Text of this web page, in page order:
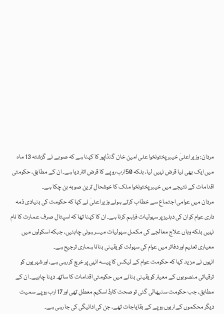
مردان: وزیر اعلیٰ خیبر پختونخوا علی امین خان گنڈاپور کا کہنا ہے کہ صوبے نے گزشتہ 13 ماہ
میں ایک بھی نیا قرض نہیں لیا، بلکہ 50 ارب روپے کا قرض اتار دیا ہے۔ ان کے مطابق، حکومتی
اقدامات کے نتیجے میں خیبر پختونخوا ملک کا خوشحال ترین صوبہ بن چکا ہے۔
مردان میں عوامی اجتماع سے خطاب کرتے ہوئے وزیر اعلیٰ نے کہا کہ حکومت کی بنیادی ذمہ
داری عوام کو ان کی دہلیز پر سہولیات فراہم کرنا ہے۔ ان کا کہنا تھا کہ اسپتال صرف عمارت کا نام
نہیں بلکہ وہاں علاج معالجے کی مکمل سہولیات میسر ہونی چاہئیں، جبکہ اسکولوں میں
معیاری تعلیم اور دفاتر میں عوام کی سہولت کو یقینی بنانا ہماری ترجیح ہے۔
انہوں نے مزید کہا کہ حکومت عوام کے ٹیکس کا پیسہ انہی پر خرچ کر رہی ہے، اور شہریوں کو
ترقیاتی منصوبوں کے معیار کو یقینی بنانے میں حکومتی اقدامات کا ساتھ دینا چاہیے۔ ان کے
مطابق، جب حکومت سنبھالی گئی تو صحت کارڈ اسکیم معطل تھی اور 17 ارب روپے سمیت
دیگر محکموں کے اربوں روپے کے بقایاجات تھے، جن کی ادائیگی کی جا رہی ہے۔